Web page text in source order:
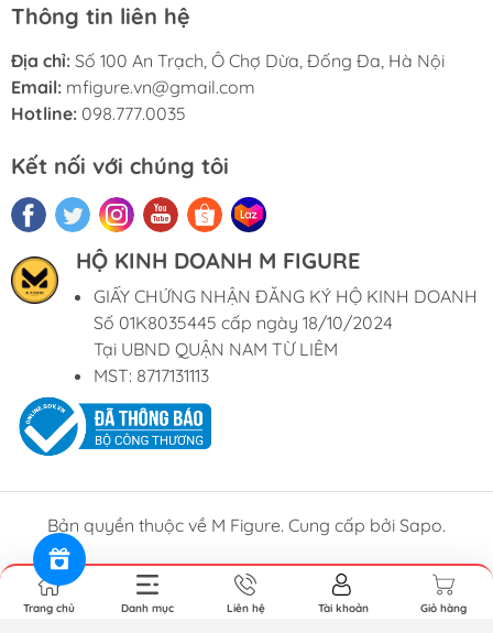
Thông tin liên hệ
Địa chỉ: Số 100 An Trạch, Ô Chợ Dừa, Đống Đa, Hà Nội
Email: mfigure.vn@gmail.com
Hotline: 098.777.0035
Kết nối với chúng tôi
HỘ KINH DOANH M FIGURE
GIẤY CHỨNG NHẬN ĐĂNG KÝ HỘ KINH DOANH
Số 01K8035445 cấp ngày 18/10/2024
Tại UBND QUẬN NAM TỪ LIÊM
MST: 8717131113
Bản quyền thuộc về M Figure. Cung cấp bởi Sapo.
Trang chủ Danh mục Liên hệ Tài khoản Giỏ hàng